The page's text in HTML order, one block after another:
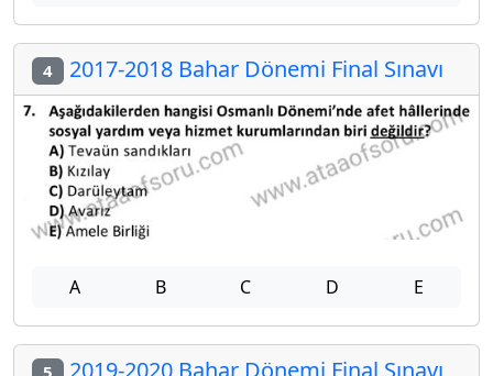
4 2017-2018 Bahar Dönemi Final Sınavı
A B C D E
5 2019-2020 Bahar Dönemi Final Sınavı